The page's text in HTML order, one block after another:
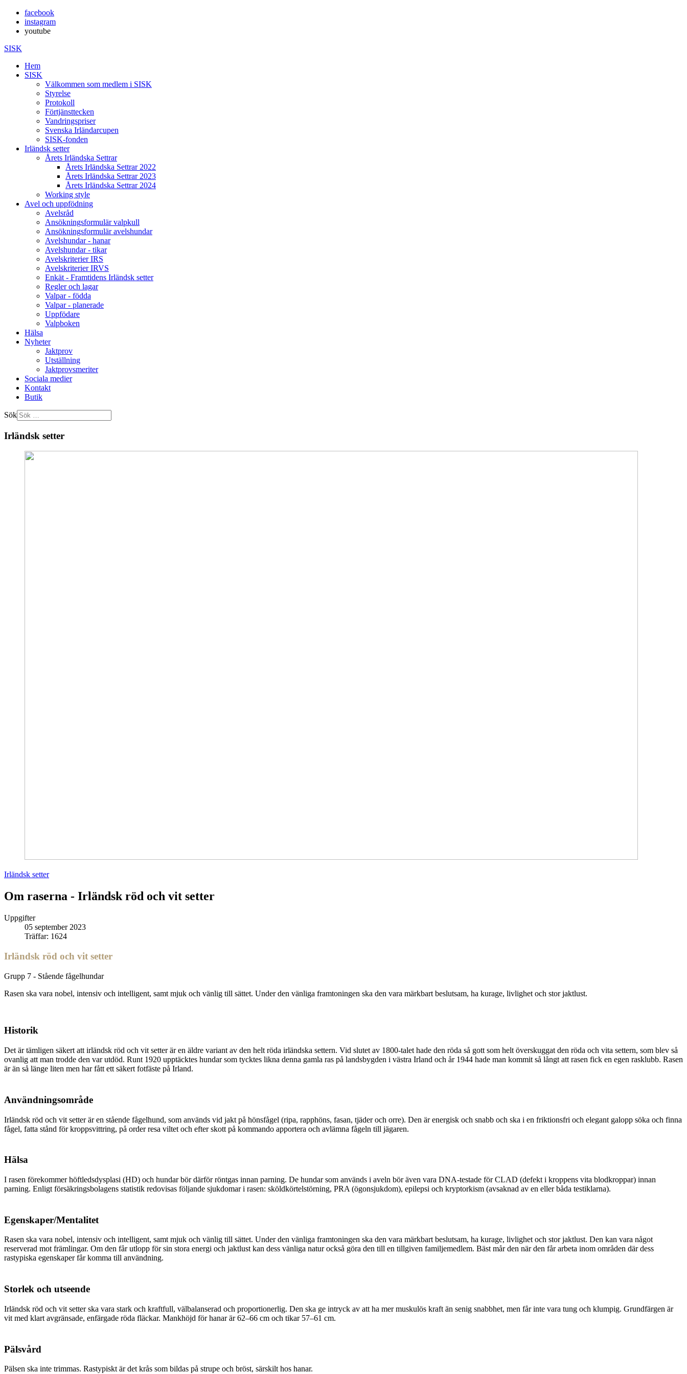
facebook
instagram
youtube
SISK
Hem
SISK
Välkommen som medlem i SISK
Styrelse
Protokoll
Förtjänsttecken
Vandringspriser
Svenska Irländarcupen
SISK-fonden
Irländsk setter
Årets Irländska Settrar
Årets Irländska Settrar 2022
Årets Irländska Settrar 2023
Årets Irländska Settrar 2024
Working style
Avel och uppfödning
Avelsråd
Ansökningsformulär valpkull
Ansökningsformulär avelshundar
Avelshundar - hanar
Avelshundar - tikar
Avelskriterier IRS
Avelskriterier IRVS
Enkät - Framtidens Irländsk setter
Regler och lagar
Valpar - födda
Valpar - planerade
Uppfödare
Valpboken
Hälsa
Nyheter
Jaktprov
Utställning
Jaktprovsmeriter
Sociala medier
Kontakt
Butik
Sök
Irländsk setter
Irländsk setter
Om raserna - Irländsk röd och vit setter
Uppgifter
05 september 2023
Träffar: 1624
Irländsk röd och vit setter
Grupp 7 - Stående fågelhundar
Rasen ska vara nobel, intensiv och intelligent, samt mjuk och vänlig till sättet. Under den vänliga framtoningen ska den vara märkbart beslutsam, ha kurage, livlighet och stor jaktlust.
Historik
Det är tämligen säkert att irländsk röd och vit setter är en äldre variant av den helt röda irländska settern. Vid slutet av 1800-talet hade den röda så gott som helt överskuggat den röda och vita settern, som blev så
ovanlig att man trodde den var utdöd. Runt 1920 upptäcktes hundar som tycktes likna denna gamla ras på landsbygden i västra Irland och år 1944 hade man kommit så långt att rasen fick en egen rasklubb. Rasen
är än så länge liten men har fått ett säkert fotfäste på Irland.
Användningsområde
Irländsk röd och vit setter är en stående fågelhund, som används vid jakt på hönsfågel (ripa, rapphöns, fasan, tjäder och orre). Den är energisk och snabb och ska i en friktionsfri och elegant galopp söka och finna
fågel, fatta stånd för kroppsvittring, på order resa viltet och efter skott på kommando apportera och avlämna fågeln till jägaren.
Hälsa
I rasen förekommer höftledsdysplasi (HD) och hundar bör därför röntgas innan parning. De hundar som används i aveln bör även vara DNA-testade för CLAD (defekt i kroppens vita blodkroppar) innan
parning. Enligt försäkringsbolagens statistik redovisas följande sjukdomar i rasen: sköldkörtelstörning, PRA (ögonsjukdom), epilepsi och kryptorkism (avsaknad av en eller båda testiklarna).
Egenskaper/Mentalitet
Rasen ska vara nobel, intensiv och intelligent, samt mjuk och vänlig till sättet. Under den vänliga framtoningen ska den vara märkbart beslutsam, ha kurage, livlighet och stor jaktlust. Den kan vara något
reserverad mot främlingar. Om den får utlopp för sin stora energi och jaktlust kan dess vänliga natur också göra den till en tillgiven familjemedlem. Bäst mår den när den får arbeta inom områden där dess
rastypiska egenskaper får komma till användning.
Storlek och utseende
Irländsk röd och vit setter ska vara stark och kraftfull, välbalanserad och proportionerlig. Den ska ge intryck av att ha mer muskulös kraft än senig snabbhet, men får inte vara tung och klumpig. Grundfärgen är
vit med klart avgränsade, enfärgade röda fläckar. Mankhöjd för hanar är 62–66 cm och tikar 57–61 cm.
Pälsvård
Pälsen ska inte trimmas. Rastypiskt är det krås som bildas på strupe och bröst, särskilt hos hanar.